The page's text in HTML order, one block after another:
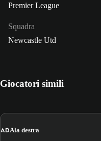
Premier League
Squadra
Newcastle Utd
Giocatori simili
ADAla destra